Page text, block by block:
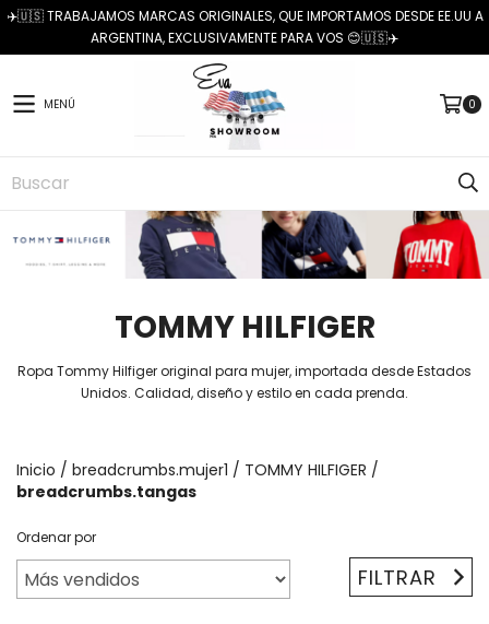
✈️🇺🇸 TRABAJAMOS MARCAS ORIGINALES, QUE IMPORTAMOS DESDE EE.UU A
ARGENTINA, EXCLUSIVAMENTE PARA VOS 😊🇺🇸✈️
MENÚ 0
TOMMY HILFIGER
Ropa Tommy Hilfiger original para mujer, importada desde Estados
Unidos. Calidad, diseño y estilo en cada prenda.
Inicio / breadcrumbs.mujer1 / TOMMY HILFIGER /
breadcrumbs.tangas
Ordenar por
FILTRAR